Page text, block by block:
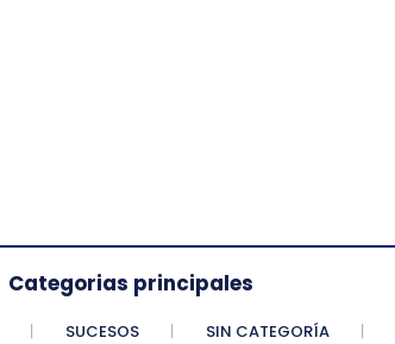
Categorias principales
SUCESOS SIN CATEGORÍA